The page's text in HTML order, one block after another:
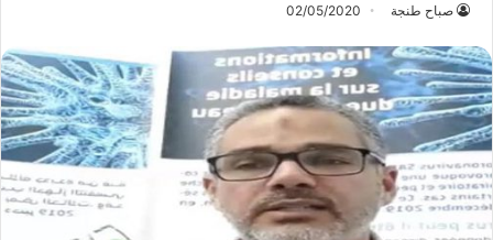
صباح طنجة 02/05/2020